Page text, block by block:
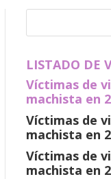
LISTADO DE
Víctimas de
machista en
Víctimas de
machista en
Víctimas de
machista en